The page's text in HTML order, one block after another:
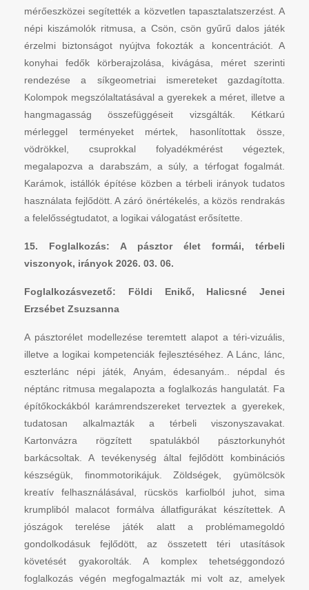
mérőeszközei segítették a közvetlen tapasztalatszerzést. A
népi kiszámolók ritmusa, a Csön, csön gyűrű dalos játék
érzelmi biztonságot nyújtva fokozták a koncentrációt. A
konyhai fedők körberajzolása, kivágása, méret szerinti
rendezése a síkgeometriai ismereteket gazdagította.
Kolompok megszólaltatásával a gyerekek a méret, illetve a
hangmagasság összefüggéseit vizsgálták. Kétkarú
mérleggel terményeket mértek, hasonlítottak össze,
vödrökkel, csuprokkal folyadékmérést végeztek,
megalapozva a darabszám, a súly, a térfogat fogalmát.
Karámok, istállók építése közben a térbeli irányok tudatos
használata fejlődött. A záró önértékelés, a közös rendrakás
a felelősségtudatot, a logikai válogatást erősítette.
15. Foglalkozás: A pásztor élet formái, térbeli
viszonyok, irányok 2026. 03. 06.
Foglalkozásvezető: Földi Enikő, Halicsné Jenei
Erzsébet Zsuzsanna
A pásztorélet modellezése teremtett alapot a téri-vizuális,
illetve a logikai kompetenciák fejlesztéséhez. A Lánc, lánc,
eszterlánc népi játék, Anyám, édesanyám.. népdal és
néptánc ritmusa megalapozta a foglalkozás hangulatát. Fa
építőkockákból karámrendszereket terveztek a gyerekek,
tudatosan alkalmazták a térbeli viszonyszavakat.
Kartonvázra rögzített spatulákból pásztorkunyhót
barkácsoltak. A tevékenység által fejlődött kombinációs
készségük, finommotorikájuk. Zöldségek, gyümölcsök
kreatív felhasználásával, rücskös karfiolból juhot, sima
krumpliból malacot formálva állatfigurákat készítettek. A
jószágok terelése játék alatt a problémamegoldó
gondolkodásuk fejlődött, az összetett téri utasítások
követését gyakorolták. A komplex tehetséggondozó
foglalkozás végén megfogalmazták mi volt az, amelyek